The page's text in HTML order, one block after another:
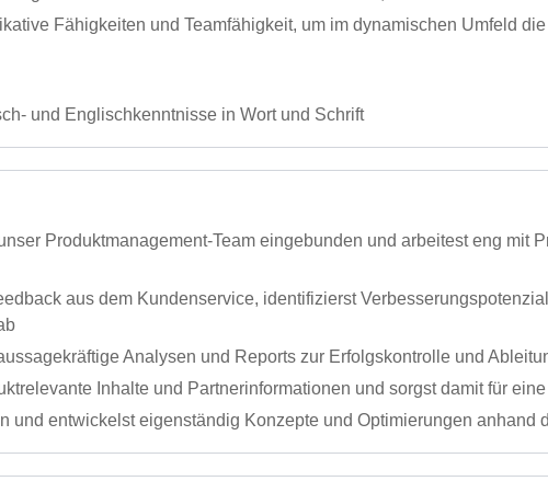
Fähigkeiten und Teamfähigkeit, um im dynamischen Umfeld
und Englischkenntnisse in Wort und Schrift
Produktmanagement-Team eingebunden und arbeitest eng mit
aus dem Kundenservice, identifizierst
Analysen und Reports zur Erfolgskontrolle und
Inhalte und Partnerinformationen und sorgst damit für
und entwickelst eigenständig Konzepte und Optimierungen